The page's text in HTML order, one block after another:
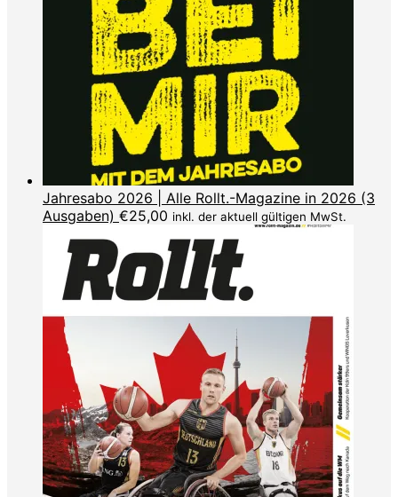
Jahresabo 2026 | Alle Rollt.-Magazine in 2026 (3
Ausgaben) €25,00 inkl. der aktuell gültigen MwSt.